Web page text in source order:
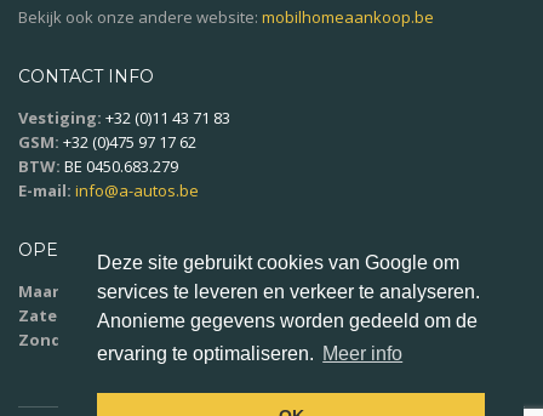
Bekijk ook onze andere website: mobilhomeaankoop.be
CONTACT INFO
Vestiging: +32 (0)11 43 71 83
GSM: +32 (0)475 97 17 62
BTW: BE 0450.683.279
E-mail: info@a-autos.be
OPENINGSUREN
Maandag - vrijdag: 9u00 - 18u00
Zaterdag:10u00 - 16u00
Zondag:
Deze site gebruikt cookies van Google om
services te leveren en verkeer te analyseren.
Anonieme gegevens worden gedeeld om de
ervaring te optimaliseren. Meer info